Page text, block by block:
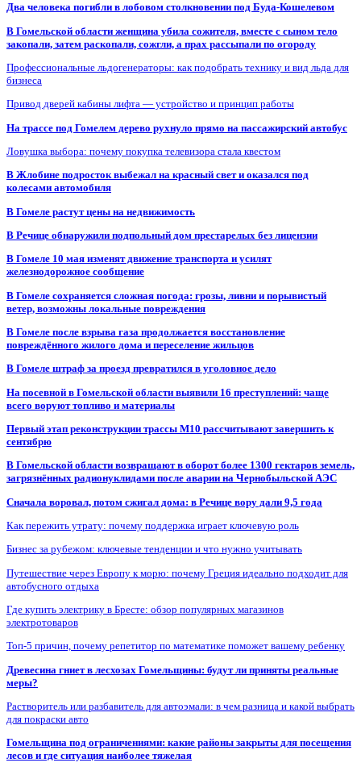
Два человека погибли в лобовом столкновении под Буда-Кошелевом
В Гомельской области женщина убила сожителя, вместе с сыном тело
закопали, затем раскопали, сожгли, а прах рассыпали по огороду
Профессиональные льдогенераторы: как подобрать технику и вид льда для
бизнеса
Привод дверей кабины лифта — устройство и принцип работы
На трассе под Гомелем дерево рухнуло прямо на пассажирский автобус
Ловушка выбора: почему покупка телевизора стала квестом
В Жлобине подросток выбежал на красный свет и оказался под
колесами автомобиля
В Гомеле растут цены на недвижимость
В Речице обнаружили подпольный дом престарелых без лицензии
В Гомеле 10 мая изменят движение транспорта и усилят
железнодорожное сообщение
В Гомеле сохраняется сложная погода: грозы, ливни и порывистый
ветер, возможны локальные повреждения
В Гомеле после взрыва газа продолжается восстановление
повреждённого жилого дома и переселение жильцов
В Гомеле штраф за проезд превратился в уголовное дело
На посевной в Гомельской области выявили 16 преступлений: чаще
всего воруют топливо и материалы
Первый этап реконструкции трассы М10 рассчитывают завершить к
сентябрю
В Гомельской области возвращают в оборот более 1300 гектаров земель,
загрязнённых радионуклидами после аварии на Чернобыльской АЭС
Сначала воровал, потом сжигал дома: в Речице вору дали 9,5 года
Как пережить утрату: почему поддержка играет ключевую роль
Бизнес за рубежом: ключевые тенденции и что нужно учитывать
Путешествие через Европу к морю: почему Греция идеально подходит для
автобусного отдыха
Где купить электрику в Бресте: обзор популярных магазинов
электротоваров
Топ-5 причин, почему репетитор по математике поможет вашему ребенку
Древесина гниет в лесхозах Гомельщины: будут ли приняты реальные
меры?
Растворитель или разбавитель для автоэмали: в чем разница и какой выбрать
для покраски авто
Гомельщина под ограничениями: какие районы закрыты для посещения
лесов и где ситуация наиболее тяжелая